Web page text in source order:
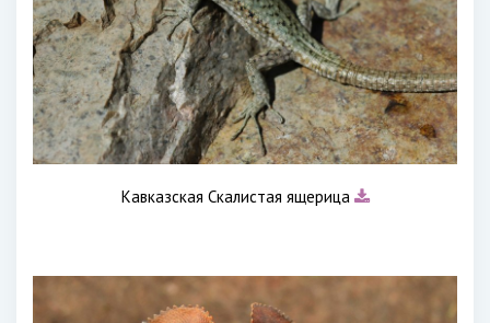
Кавказская Скалистая ящерица